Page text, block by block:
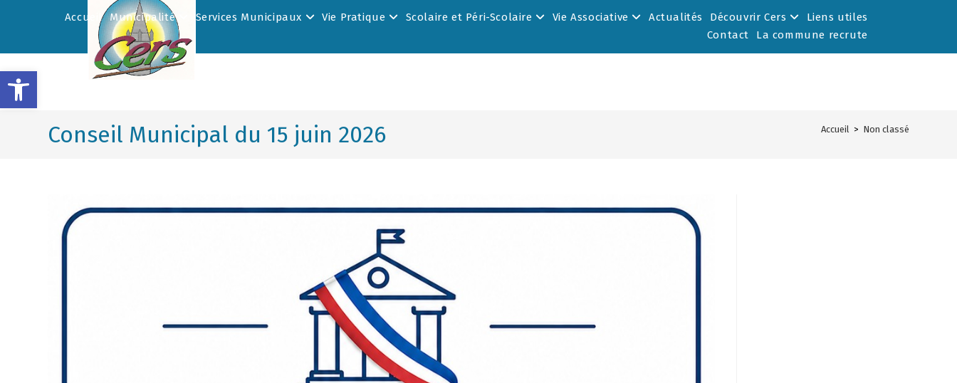
Accueil Municipalité Services Municipaux Vie Pratique Scolaire et Péri-Scolaire Vie Associative Actualités Découvrir Cers
Liens utiles
Contact
La commune recrute
Conseil Municipal du 15 juin 2026 Accueil > Non classé
Ouvrir la barre d’outils